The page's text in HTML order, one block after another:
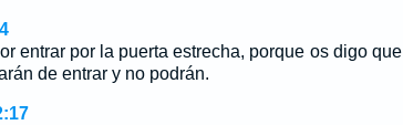
entrar por la puerta estrecha, porque os digo que
de entrar y no podrán.